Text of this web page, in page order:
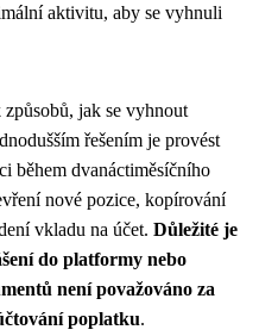
aktivitu, aby se vyhnuli
jak se vyhnout
řešením je provést
během dvanáctiměsíčního
nové pozice, kopírování
vkladu na účet. Důležité je
do platformy nebo
není považováno za
poplatku.